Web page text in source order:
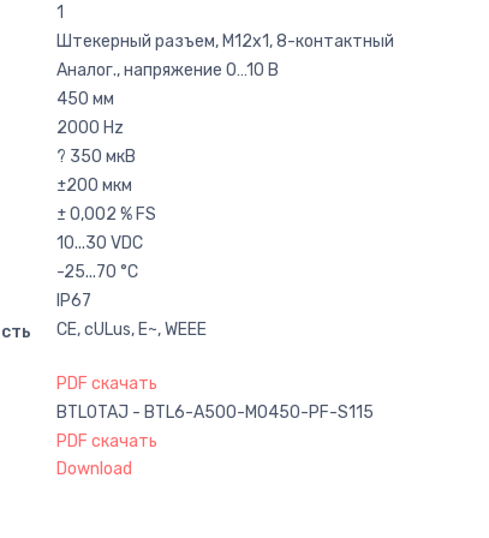
1
Штекерный разъем, M12x1, 8-контактный
Аналог., напряжение 0…10 В
450 мм
2000 Hz
? 350 мкВ
±200 мкм
± 0,002 % FS
10...30 VDC
-25...70 °C
IP67
CE, cULus, E~, WEEE
PDF скачать
BTL0TAJ - BTL6-A500-M0450-PF-S115
PDF скачать
Download